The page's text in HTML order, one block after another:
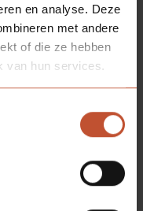
en analyse. Deze
met andere
of die ze hebben
van hun services.